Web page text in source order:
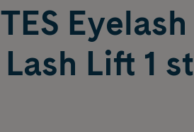
Eyelash
Lift 1 st